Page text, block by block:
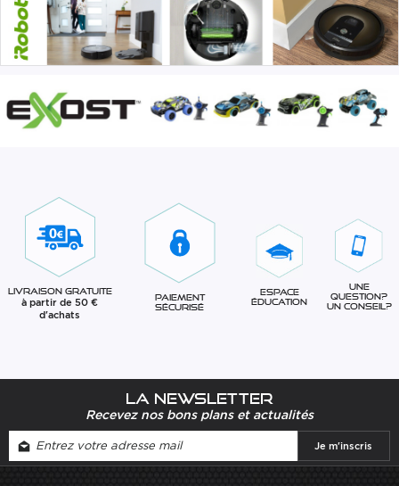
Livraison gratuite
à partir de 50 €
d'achats
Paiement
sécurisé
Espace
éducation
Une
question?
Un conseil?
La newsletter
Recevez nos bons plans et actualités